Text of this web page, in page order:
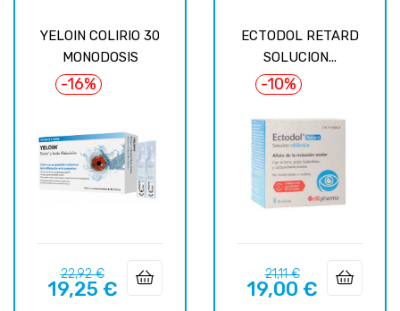
YELOIN COLIRIO 30
MONODOSIS
-16%
Precio
regular
22,92 €Precio
19,25 €
ECTODOL RETARD
SOLUCION...
-10%
Precio
regular
21,11 €Precio
19,00 €